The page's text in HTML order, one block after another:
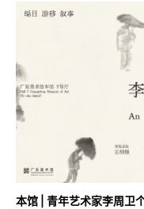
本馆 | 青年艺术家李周卫